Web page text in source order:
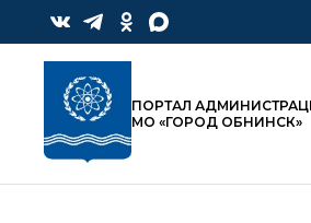
ПОРТАЛ
МО «ГОРОД ОБНИНСК»